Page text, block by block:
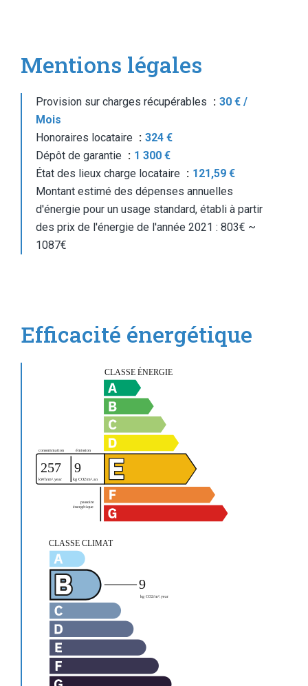
Mentions légales
Provision sur charges récupérables
30 € /
Mois
Honoraires locataire
324 €
Dépôt de garantie
1 300 €
État des lieux charge locataire
121,59 €
Montant estimé des dépenses annuelles
d'énergie pour un usage standard, établi à partir
des prix de l'énergie de l'année 2021 : 803€ ~
1087€
Efficacité énergétique